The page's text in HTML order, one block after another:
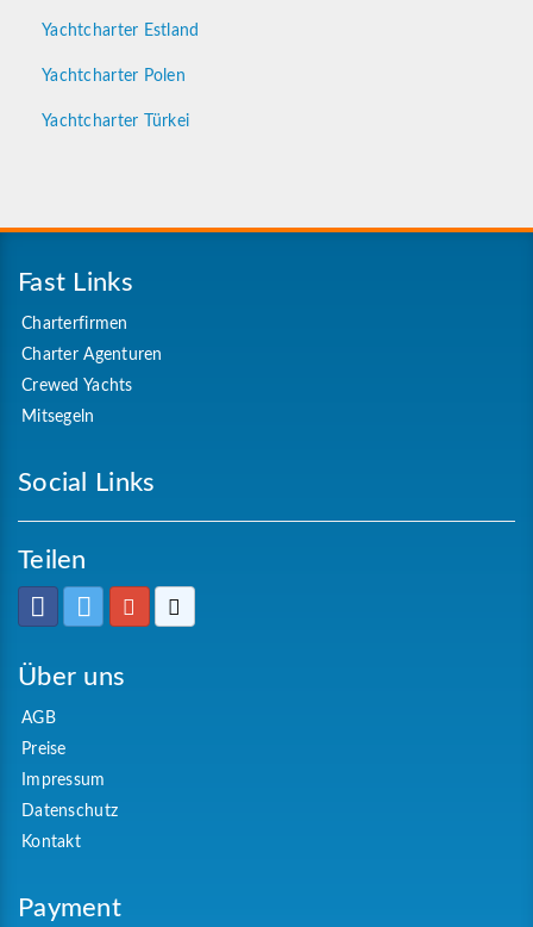
Yachtcharter Estland
Yachtcharter Polen
Yachtcharter Türkei
Fast Links
Charterfirmen
Charter Agenturen
Crewed Yachts
Mitsegeln
Social Links
Teilen
Über uns
AGB
Preise
Impressum
Datenschutz
Kontakt
Payment